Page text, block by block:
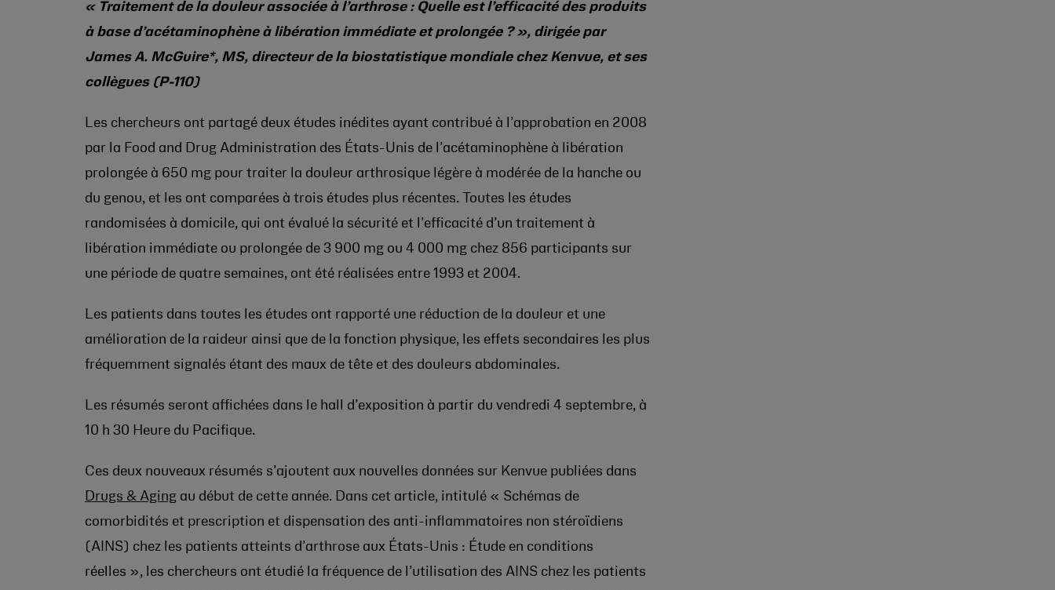
« Traitement de la douleur associée à l’arthrose : Quelle est l’efficacité des produits
à base d’acétaminophène à libération immédiate et prolongée ? », dirigée par
James A. McGuire*, MS, directeur de la biostatistique mondiale chez Kenvue, et ses
collègues (P-110)
Les chercheurs ont partagé deux études inédites ayant contribué à l’approbation en 2008
par la Food and Drug Administration des États-Unis de l’acétaminophène à libération
prolongée à 650 mg pour traiter la douleur arthrosique légère à modérée de la hanche ou
du genou, et les ont comparées à trois études plus récentes. Toutes les études
randomisées à domicile, qui ont évalué la sécurité et l’efficacité d’un traitement à
libération immédiate ou prolongée de 3 900 mg ou 4 000 mg chez 856 participants sur
une période de quatre semaines, ont été réalisées entre 1993 et 2004.
Les patients dans toutes les études ont rapporté une réduction de la douleur et une
amélioration de la raideur ainsi que de la fonction physique, les effets secondaires les plus
fréquemment signalés étant des maux de tête et des douleurs abdominales.
Les résumés seront affichées dans le hall d’exposition à partir du vendredi 4 septembre, à
10 h 30 Heure du Pacifique.
Ces deux nouveaux résumés s’ajoutent aux nouvelles données sur Kenvue publiées dans
Drugs & Aging au début de cette année. Dans cet article, intitulé « Schémas de
comorbidités et prescription et dispensation des anti-inflammatoires non stéroïdiens
(AINS) chez les patients atteints d’arthrose aux États-Unis : Étude en conditions
réelles », les chercheurs ont étudié la fréquence de l’utilisation des AINS chez les patients